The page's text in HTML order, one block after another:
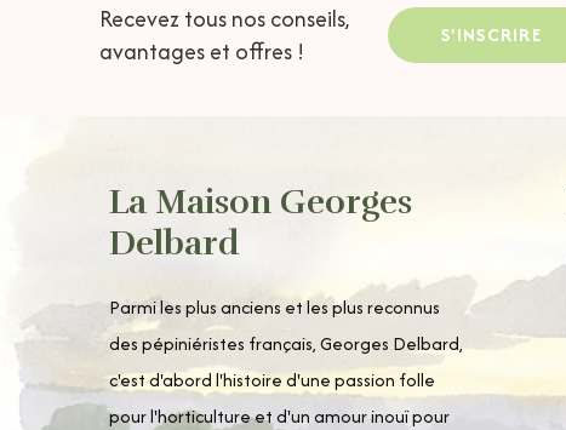
Recevez tous nos conseils,
avantages et offres !
S'INSCRIRE
La Maison Georges
Delbard
Parmi les plus anciens et les plus reconnus
des pépiniéristes français, Georges Delbard,
c'est d'abord l'histoire d'une passion folle
pour l'horticulture et d'un amour inouï pour